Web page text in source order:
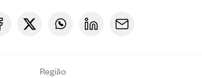
Região